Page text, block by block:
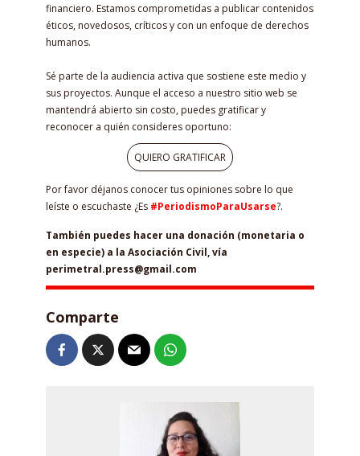
financiero. Estamos comprometidas a publicar contenidos
éticos, novedosos, críticos y con un enfoque de derechos
humanos.
Sé parte de la audiencia activa que sostiene este medio y
sus proyectos. Aunque el acceso a nuestro sitio web se
mantendrá abierto sin costo, puedes gratificar y
reconocer a quién consideres oportuno:
QUIERO GRATIFICAR
Por favor déjanos conocer tus opiniones sobre lo que
leíste o escuchaste ¿Es #PeriodismoParaUsarse?.
También puedes hacer una donación (monetaria o
en especie) a la Asociación Civil, vía
perimetral.press@gmail.com
Comparte